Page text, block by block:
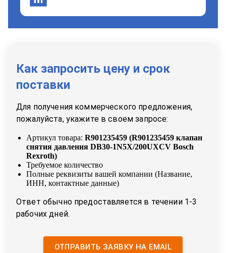
Как запросить цену и срок
поставки
Для получения коммерческого предложения,
пожалуйста, укажите в своем запросе:
Артикул товара: R901235459 (R901235459 клапан
снятия давления DB30-1N5X/200UXCV Bosch
Rexroth)
Требуемое количество
Полные реквизиты вашей компании (Название,
ИНН, контактные данные)
Ответ обычно предоставляется в течении 1-3
рабочих дней.
ОТПРАВИТЬ ЗАЯВКУ НА EMAIL